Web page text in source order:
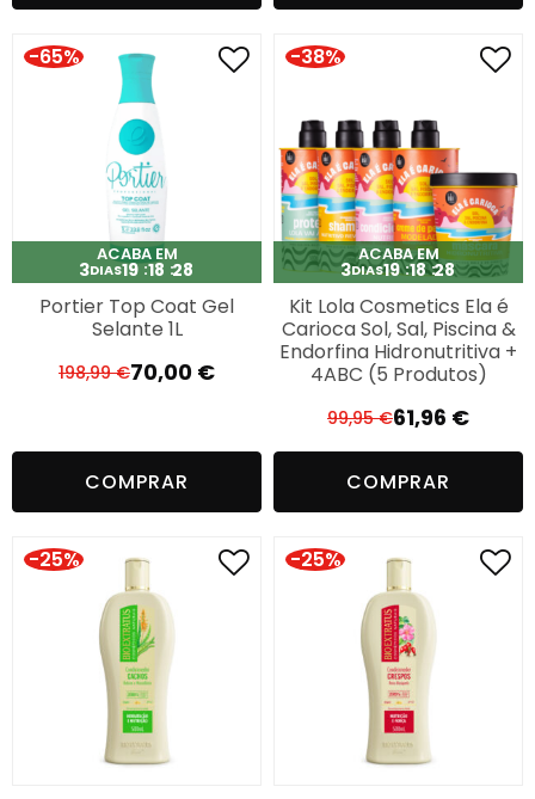
era:
é:
-65%
ACABA EM
3DIAS19 18 27
Portier Top Coat Gel
Selante 1L
198,99€ O
era:
70,00 €
O
é:
COMPRAR
-38%
ACABA EM
3DIAS19 18 27
Kit Lola Cosmetics Ela é
Carioca Sol, Sal, Piscina &
Endorfina Hidronutritiva +
4ABC (5 Produtos)
99,95€O
preço
original
era:
61,96 €
O
preço
atual
é:
COMPRAR
-25% -25%